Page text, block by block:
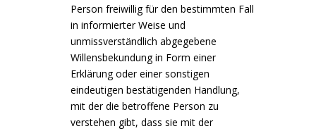
Person freiwillig für den bestimmten Fall
in informierter Weise und
unmissverständlich abgegebene
Willensbekundung in Form einer
Erklärung oder einer sonstigen
eindeutigen bestätigenden Handlung,
mit der die betroffene Person zu
verstehen gibt, dass sie mit der